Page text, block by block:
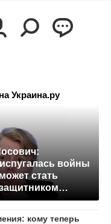
Украина.ру
войны
стать
кому теперь